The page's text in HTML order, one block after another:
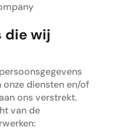
die wij
diensten en/of
ons verstrekt.
van de